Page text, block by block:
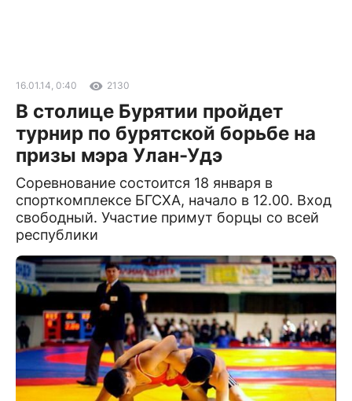
16.01.14, 0:40 2130
В столице Бурятии пройдет
турнир по бурятской борьбе на
призы мэра Улан-Удэ
Соревнование состоится 18 января в
спорткомплексе БГСХА, начало в 12.00. Вход
свободный. Участие примут борцы со всей
республики